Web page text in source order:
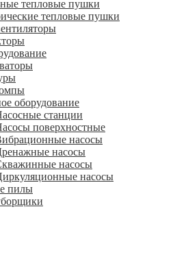
тепловые пушки
тепловые пушки
оборудование
станции
поверхностные
насосы
насосы
насосы
насосы
пилы